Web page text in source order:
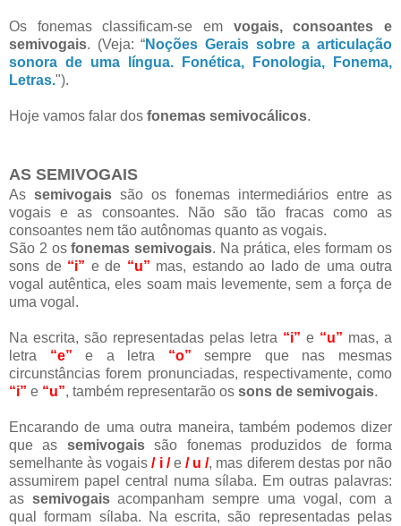
Os fonemas classificam-se em vogais, consoantes e
semivogais. (Veja: “Noções Gerais sobre a articulação
sonora de uma língua. Fonética, Fonologia, Fonema,
Letras.").
Hoje vamos falar dos fonemas semivocálicos.
AS SEMIVOGAIS
Assemivogais são os fonemas intermediários entre as
vogais e as consoantes. Não são tão fracas como as
consoantes nem tão autônomas quanto as vogais.
São 2 osfonemas semivogais. Na prática, eles formam os
sons de “i” e de “u” mas, estando ao lado de uma outra
vogal autêntica, eles soam mais levemente, sem a força de
uma vogal.
Na escrita, são representadas pelas letra “i” e “u” mas, a
letra “e” e a letra “o” sempre que nas mesmas
circunstâncias forem pronunciadas, respectivamente, como
“i” e “u”, também representarão os sons de semivogais.
Encarando de uma outra maneira, também podemos dizer
que as semivogaissão fonemas produzidos de forma
semelhante às vogais/ i /e/ u /, mas diferem destas por não
assumirem papel central numa sílaba. Em outras palavras:
as semivogaisacompanham sempre uma vogal, com a
qual formam sílaba. Na escrita, são representadas pelas